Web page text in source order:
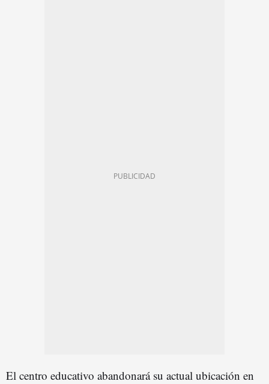
El centro educativo abandonará su actual ubicación en